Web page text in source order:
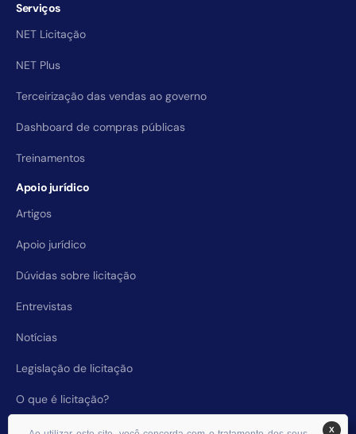
Serviços
NET Licitação
NET Plus
Terceirização das vendas ao governo
Dashboard de compras públicas
Treinamentos
Apoio jurídico
Artigos
Apoio jurídico
Dúvidas sobre licitação
Entrevistas
Notícias
Legislação de licitação
O que é licitação?
X